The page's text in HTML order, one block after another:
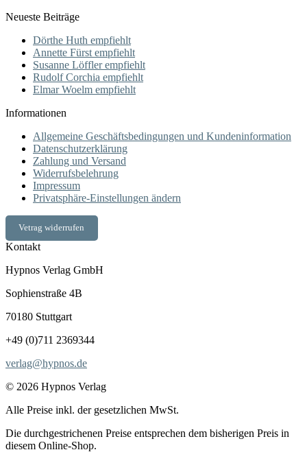
Neueste Beiträge
Dörthe Huth empfiehlt
Annette Fürst empfiehlt
Susanne Löffler empfiehlt
Rudolf Corchia empfiehlt
Elmar Woelm empfiehlt
Informationen
Allgemeine Geschäftsbedingungen und Kundeninformation
Datenschutzerklärung
Zahlung und Versand
Widerrufsbelehrung
Impressum
Privatsphäre-Einstellungen ändern
Vetrag widerrufen
Kontakt
Hypnos Verlag GmbH
Sophienstraße 4B
70180 Stuttgart
+49 (0)711 2369344
verlag@hypnos.de
© 2026 Hypnos Verlag
Alle Preise inkl. der gesetzlichen MwSt.
Die durchgestrichenen Preise entsprechen dem bisherigen Preis in
diesem Online-Shop.